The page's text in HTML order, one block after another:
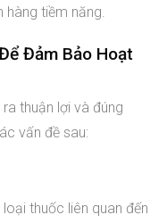
hàng tiềm năng.
Đảm Bảo Hoạt
thuận lợi và đúng
vấn đề sau:
thuốc liên quan đến